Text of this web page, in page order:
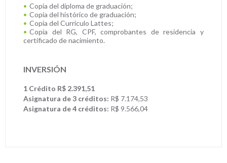
Copia del diploma de graduación;
Copia del histórico de graduación;
Copia del Currículo Lattes;
Copia del RG, CPF, comprobantes de residencia y
certificado de nacimiento.
INVERSIÓN
1 Crédito R$ 2.391,51
Asignatura de 3 créditos: R$ 7.174,53
Asignatura de 4 créditos: R$ 9.566,04